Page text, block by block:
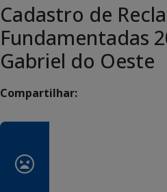
Cadastro de
Fundamentadas
Gabriel do Oeste
Compartilhar: